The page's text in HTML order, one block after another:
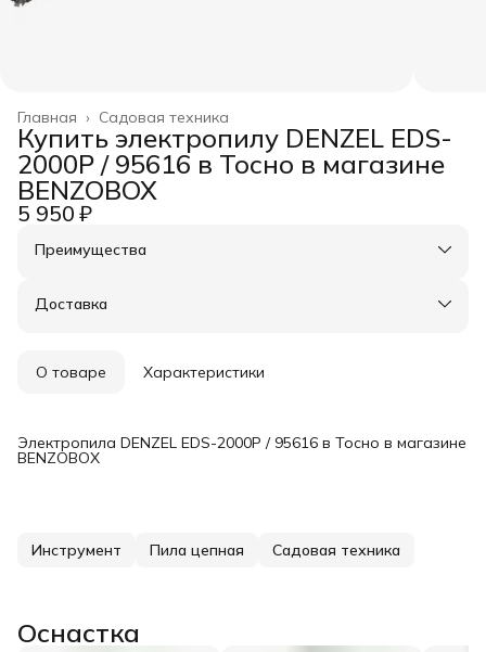
Садовая техника
Главная ›
Купить электропилу DENZEL EDS-
2000P / 95616 в Тосно в магазине
BENZOBOX
5 950 ₽
Преимущества
Оплата частями в Сплит
Удобный возврат
Доставка
О товаре Характеристики
Электропила DENZEL EDS-2000P / 95616 в Тосно в магазине
BENZOBOX
Инструмент Пила цепная Садовая техника
Оснастка